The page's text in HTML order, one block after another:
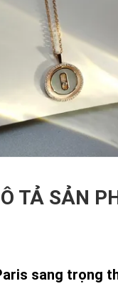
TẢ SẢN
sang trọng